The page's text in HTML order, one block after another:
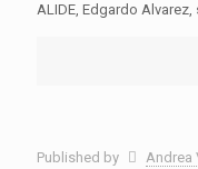
ALIDE, Edgardo
Published by Andrea